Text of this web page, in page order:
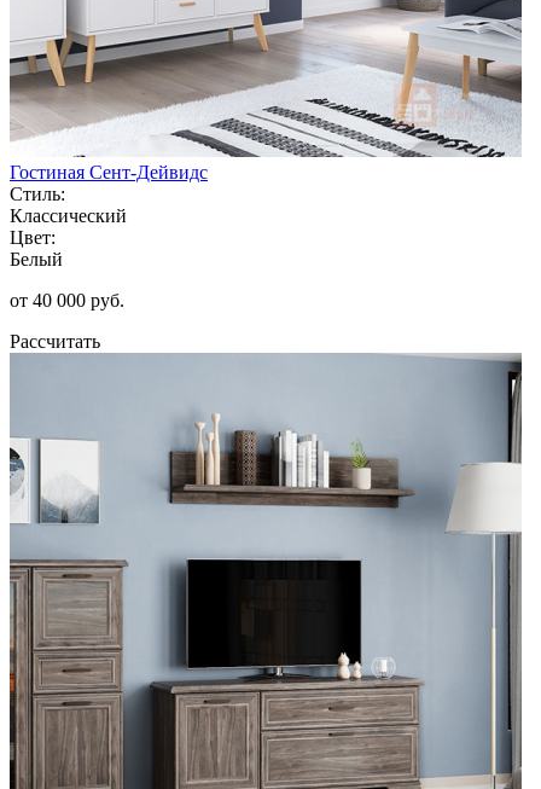
Гостиная Сент-Дейвидс
Стиль:
Классический
Цвет:
Белый
от 40 000 руб.
Рассчитать